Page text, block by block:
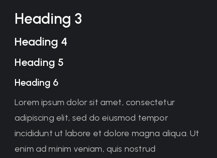
Heading 3
Heading 4
Heading 5
Heading 6
Lorem ipsum dolor sit amet, consectetur
adipiscing elit, sed do eiusmod tempor
incididunt ut labore et dolore magna aliqua. Ut
enim ad minim veniam, quis nostrud